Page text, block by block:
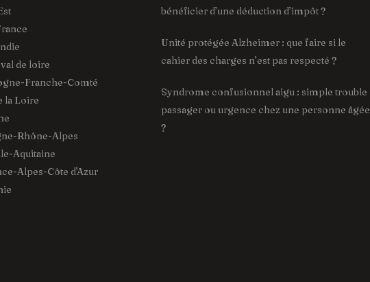
de loire
Franche-Comté
la Loire
Rhône-Alpes
Aquitaine
Alpes-Côte d'Azur
bénéficier d’une déduction d’impôt ?
Unité protégée Alzheimer : que faire si le
cahier des charges n’est pas respecté ?
Syndrome confusionnel aigu : simple trouble
passager ou urgence chez une personne âgée
?